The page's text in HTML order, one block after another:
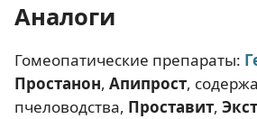
Аналоги
Гомеопатические препараты:
Простанон, Апипрост,
пчеловодства, Проставит,